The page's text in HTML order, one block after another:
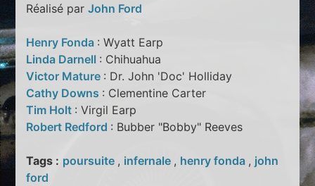
Réalisé parJohn Ford
Henry Fonda : Wyatt Earp
Linda Darnell : Chihuahua
Victor Mature : Dr. John 'Doc' Holliday
Cathy Downs : Clementine Carter
Tim Holt : Virgil Earp
Robert Redford : Bubber "Bobby" Reeves
Tags : poursuite , infernale , henry fonda , john
ford